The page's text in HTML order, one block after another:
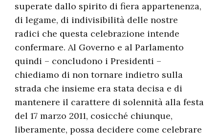
superate dallo spirito di fiera appartenenza,
di legame, di indivisibilità delle nostre
radici che questa celebrazione intende
confermare. Al Governo e al Parlamento
quindi – concludono i Presidenti –
chiediamo di non tornare indietro sulla
strada che insieme era stata decisa e di
mantenere il carattere di solennità alla festa
del 17 marzo 2011, cosicché chiunque,
liberamente, possa decidere come celebrare